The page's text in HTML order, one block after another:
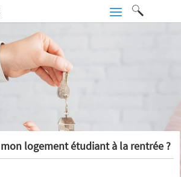
logement étudiant à la rentrée ?